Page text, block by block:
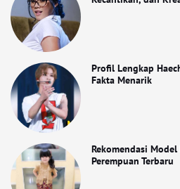
Profil Lengkap
Fakta Menarik
Rekomendasi
Perempuan Terbaru